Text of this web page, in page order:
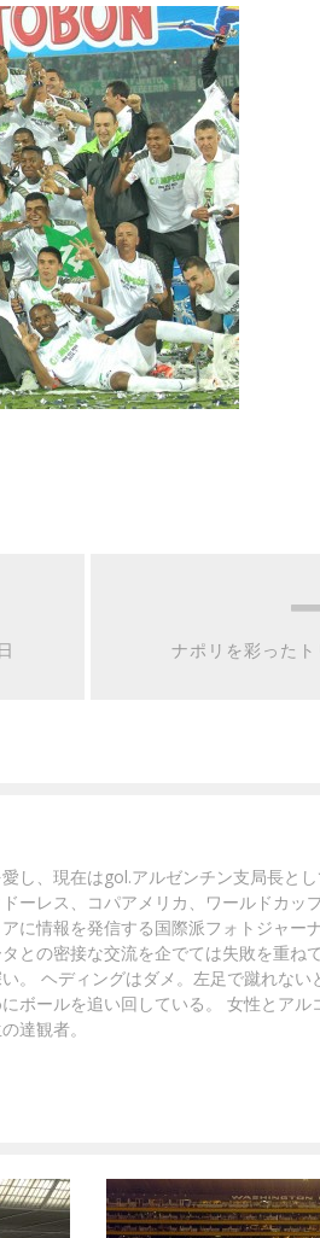
ナポリを彩った
し、現在はgol.アルゼンチン支局長と
ーレス、コパアメリカ、ワールドカッ
に情報を発信する国際派フォトジャー
との密接な交流を企でては失敗を重ね
。 ヘディングはダメ。左足で蹴れな
ボールを追い回している。 女性とアル
達観者。